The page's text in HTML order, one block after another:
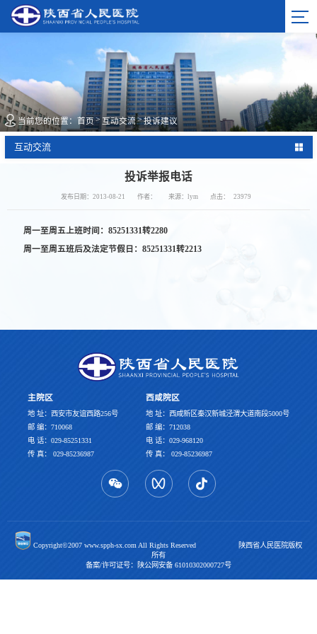
当前您的位置： 首页 > 互动交流>投诉建议
互动交流
投诉举报电话
发布日期：2013-08-21 作者： 来源：lym 点击： 23979
周一至周五上班时间：85251331转2280
周一至周五班后及法定节假日：85251331转2213
主院区
地 址：西安市友谊西路256号
邮 编：710068
电 话：029-85251331
传 真： 029-85236987
西咸院区
地 址：西咸新区秦汉新城泾渭大道南段5000号
邮 编：712038
电 话：029-968120
传 真： 029-85236987
Copyright©2007 www.spph-sx.com All Rights Reserved 陕西省人民医院版权
所有
备案/许可证号：陕公网安备 61010302000727号